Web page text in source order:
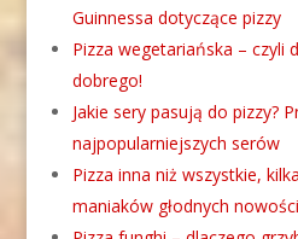
Guinnessa dotyczące pizzy
Pizza wegetariańska – czyli
dobrego!
Jakie sery pasują do pizzy?
najpopularniejszych serów
Pizza inna niż wszystkie,
maniaków głodnych nowości